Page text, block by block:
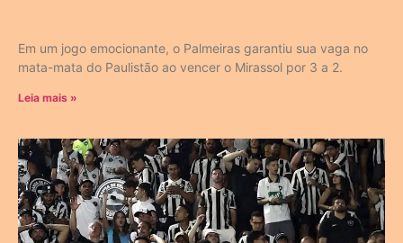
Em um jogo emocionante, o Palmeiras garantiu sua vaga no
mata-mata do Paulistão ao vencer o Mirassol por 3 a 2.
Leia mais »